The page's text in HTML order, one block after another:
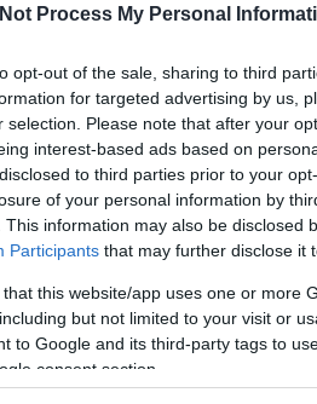
Process My Personal
opt-out of the sale, sharing to third
for targeted advertising by us,
selection. Please note that after your
interest-based ads based on
to third parties prior to your
of your personal information by
This information may also be disclosed
Participants that may further disclose it
that this website/app uses one or more
but not limited to your visit or
to Google and its third-party tags to
consent section.
a
30/6426952.
Jön a TV2 vadonatúj game-
a jatekra jelentkeszni??? Nagyon
esz a telo szamom
Jön a TV2 vadonatúj game-